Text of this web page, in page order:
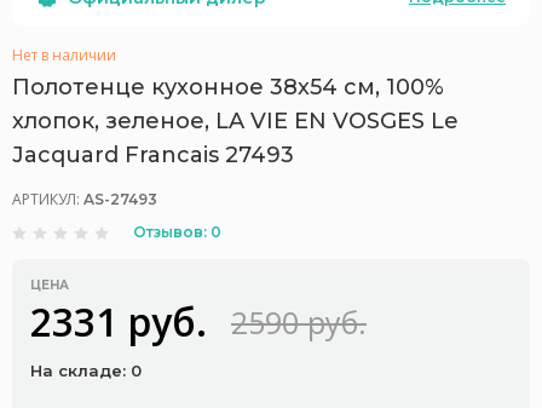
Нет в наличии
Полотенце кухонное 38х54 см, 100%
хлопок, зеленое, LA VIE EN VOSGES Le
Jacquard Francais 27493
АРТИКУЛ: AS-27493
Отзывов: 0
ЦЕНА
2331 руб. 2590 руб.
На складе: 0